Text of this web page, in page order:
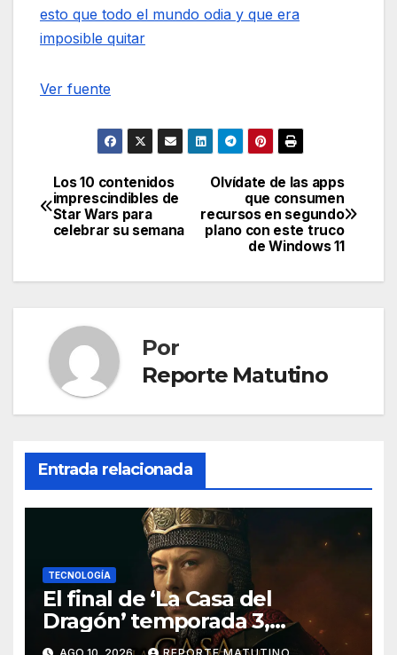
esto que todo el mundo odia y que era
imposible quitar
Ver fuente
Navegación
de
Olvídate de las apps
que consumen
recursos en segundo
plano con este truco
de Windows 11
Los 10 contenidos
imprescindibles de
Star Wars para
celebrar su semana
Por
Reporte Matutino
Entrada relacionada
TECNOLOGÍA
El final de ‘La Casa del
Dragón’ temporada 3,
explicado: ¿Quién muere y
AGO 10, 2026 REPORTE MATUTINO